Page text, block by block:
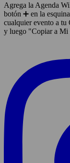
Agrega la Agenda
botón ➕ en la
cualquier evento a tu
y luego "Copiar a Mi